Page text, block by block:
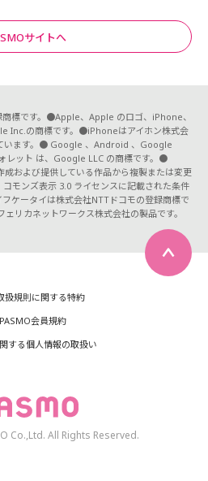
サイトへ
標です。●Apple、Apple のロゴ、iPhone、
Inc.の商標です。●iPhoneはアイホン株式会
います。● Google 、Android 、Google
ット は、Google LLC の商標です。●
および提供している作品から複製または変更
モンズ表示 3.0 ライセンスに記載された条件
ケータイは株式会社NTTドコモの登録商標で
リカネットワークス株式会社の製品です。
扱規則に関する特約
会員規約
する個人情報の取扱い
Co.,Ltd. All Rights Reserved.